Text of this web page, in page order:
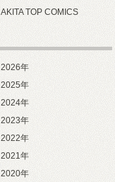
AKITA TOP COMICS
2026年
2025年
2024年
2023年
2022年
2021年
2020年